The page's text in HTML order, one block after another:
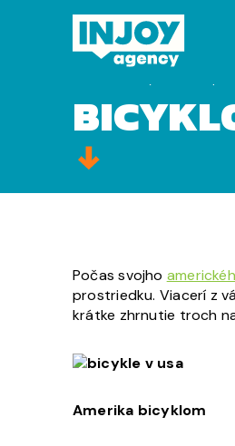
Počas svojho
prostriedku. Viacerí z
krátke zhrnutie troch
Amerika bicyklom